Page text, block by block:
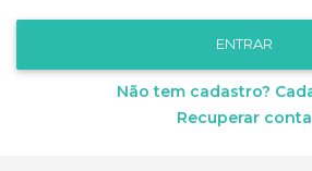
Não tem cadastro?